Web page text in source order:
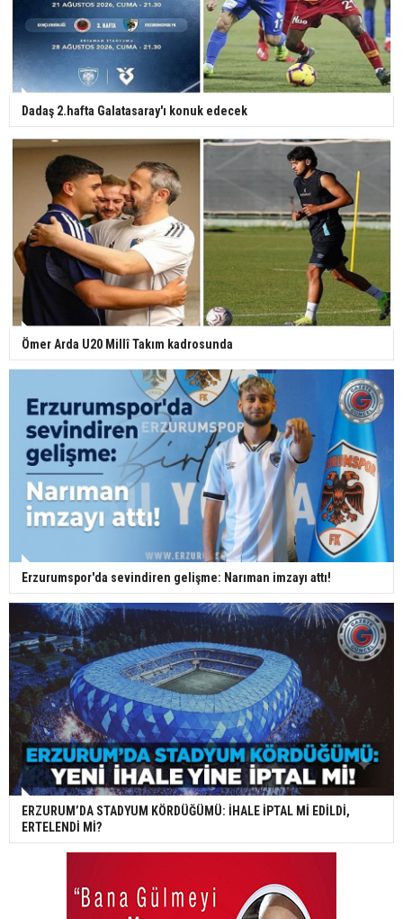
Dadaş 2.hafta Galatasaray'ı konuk edecek
Ömer Arda U20 Millî Takım kadrosunda
Erzurumspor'da sevindiren gelişme: Narıman imzayı attı!
ERZURUM’DA STADYUM KÖRDÜĞÜMÜ: İHALE İPTAL Mİ EDİLDİ,
ERTELENDİ Mİ?